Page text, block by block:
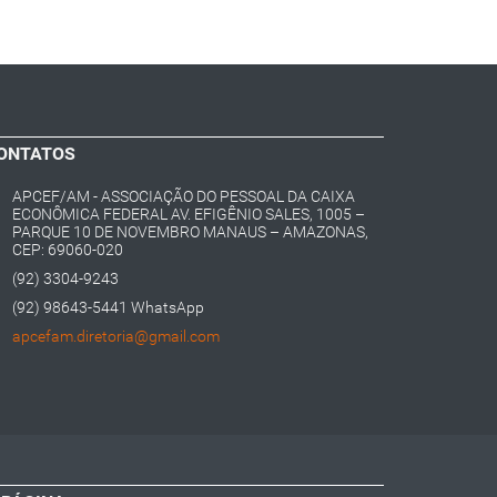
APCEF/AM - ASSOCIAÇÃO DO PESSOAL DA CAIXA
ECONÔMICA FEDERAL AV. EFIGÊNIO SALES, 1005 –
PARQUE 10 DE NOVEMBRO MANAUS – AMAZONAS,
CEP: 69060-020
(92) 3304-9243
(92) 98643-5441 WhatsApp
apcefam.diretoria@gmail.com